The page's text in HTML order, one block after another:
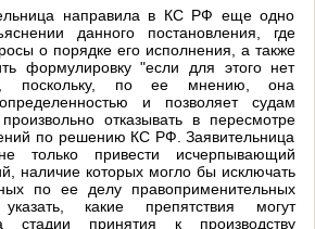
направила в КС РФ еще одно
данного постановления, где
о порядке его исполнения, а также
формулировку "если для этого нет
поскольку, по ее мнению, она
и позволяет судам
отказывать в пересмотре
по решению КС РФ. Заявительница
только привести исчерпывающий
наличие которых могло бы исключать
по ее делу правоприменительных
какие препятствия могут
стадии принятия к производству